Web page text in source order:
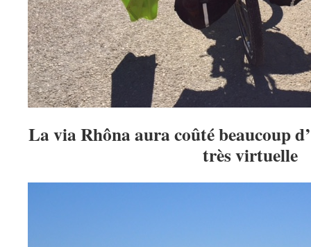
La via Rhôna aura coûté beaucoup
très virtuelle